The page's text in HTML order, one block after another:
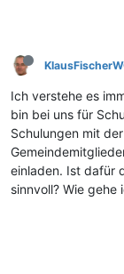
Ich verstehe es
bin bei uns für
Schulungen mit
einladen. Ist dafür
sinnvoll? Wie gehe